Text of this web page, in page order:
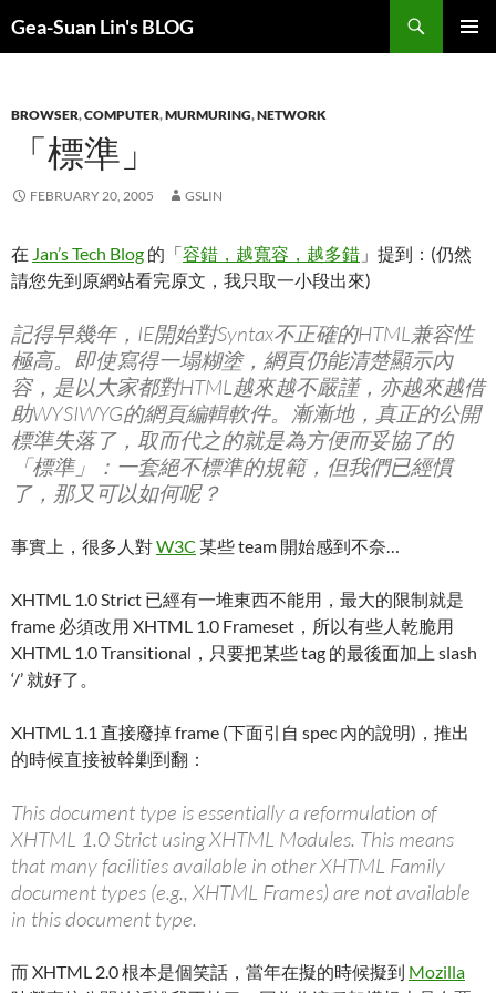
Gea-Suan Lin's BLOG
BROWSER,COMPUTER,MURMURING,NETWORK
「標準」
FEBRUARY 20, 2005 GSLIN
在 Jan’s Tech Blog 的「容錯，越寬容，越多錯 」提到：(仍然
請您先到原網站看完原文，我只取一小段出來)
記得早幾年，IE開始對Syntax不正確的HTML兼容性
極高。即使寫得一塌糊塗，網頁仍能清楚顯示內
容，是以大家都對HTML越來越不嚴謹，亦越來越借
助WYSIWYG的網頁編輯軟件。漸漸地，真正的公開
標準失落了，取而代之的就是為方便而妥協了的
「標準」：一套絕不標準的規範，但我們已經慣
了，那又可以如何呢？
事實上，很多人對W3C 某些 team 開始感到不奈…
XHTML 1.0 Strict 已經有一堆東西不能用，最大的限制就是
frame 必須改用 XHTML 1.0 Frameset，所以有些人乾脆用
XHTML 1.0 Transitional，只要把某些 tag 的最後面加上 slash
‘/’ 就好了。
XHTML 1.1 直接廢掉 frame (下面引自 spec 內的說明)，推出
的時候直接被幹剿到翻：
This document type is essentially a reformulation of
XHTML 1.0 Strict using XHTML Modules. This means
that many facilities available in other XHTML Family
document types (e.g., XHTML Frames) are not available
in this document type.
而 XHTML 2.0 根本是個笑話，當年在擬的時候擬到 Mozilla